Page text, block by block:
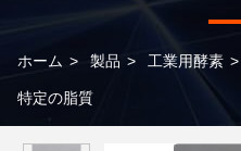
ホーム > 製品 > 工業用酵素 >
特定の脂質